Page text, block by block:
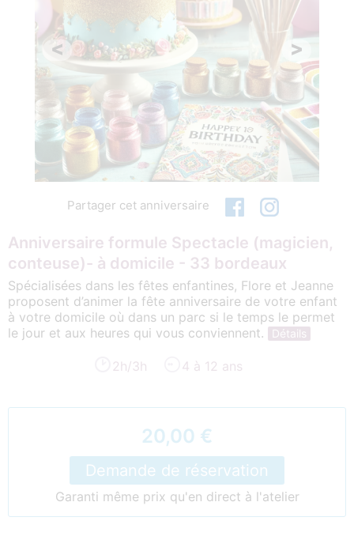
< >
Partager cet anniversaire
Anniversaire formule Spectacle (magicien,
conteuse)- à domicile - 33 bordeaux
Spécialisées dans les fêtes enfantines, Flore et Jeanne
proposent d’animer la fête anniversaire de votre enfant
à votre domicile où dans un parc si le temps le permet
le jour et aux heures qui vous conviennent.
Détails
2h/3h 4 à 12 ans
20,00 €
Demande de réservation
Garanti même prix qu'en direct à l'atelier